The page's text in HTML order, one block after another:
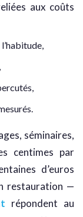
aux coûts
séminaires,
centimes par
d’euros
restauration —
répondent au